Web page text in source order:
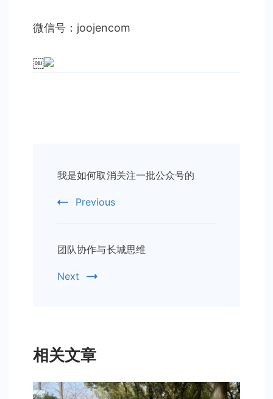
微信号：joojencom
￼
Navigation
我是如何取消关注一批公众号的
Previous
团队协作与长城思维
Next
相关文章